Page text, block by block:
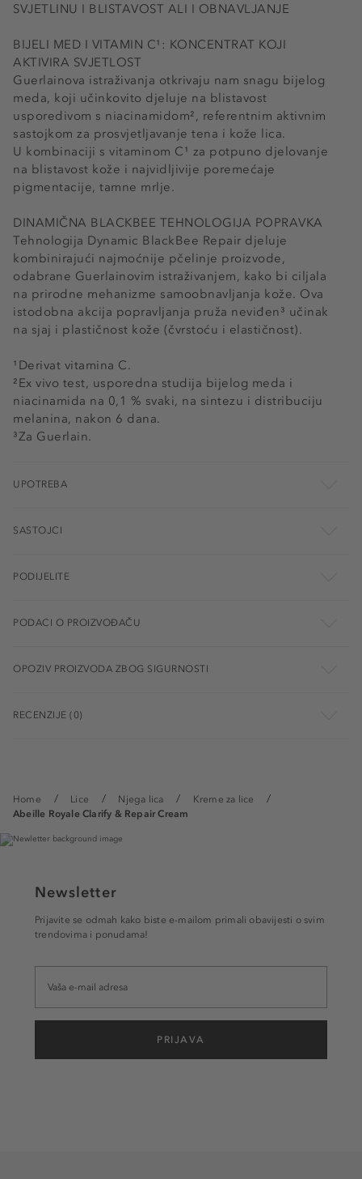
Home Lice Njega lica
Kreme za lice
Abeille Royale Clarify & Repair Cream
SVJETLINU I BLISTAVOST ALI I OBNAVLJANJE
BIJELI MED I VITAMIN C¹: KONCENTRAT KOJI
AKTIVIRA SVJETLOST
Guerlainova istraživanja otkrivaju nam snagu bijelog
meda, koji učinkovito djeluje na blistavost
usporedivom s niacinamidom², referentnim aktivnim
sastojkom za prosvjetljavanje tena i kože lica.
U kombinaciji s vitaminom C¹ za potpuno djelovanje
na blistavost kože i najvidljivije poremećaje
pigmentacije, tamne mrlje.
DINAMIČNA BLACKBEE TEHNOLOGIJA POPRAVKA
Tehnologija Dynamic BlackBee Repair djeluje
kombinirajući najmoćnije pčelinje proizvode,
odabrane Guerlainovim istraživanjem, kako bi ciljala
na prirodne mehanizme samoobnavljanja kože. Ova
istodobna akcija popravljanja pruža neviđen³ učinak
na sjaj i plastičnost kože (čvrstoću i elastičnost).
¹Derivat vitamina C.
²Ex vivo test, usporedna studija bijelog meda i
niacinamida na 0,1 % svaki, na sintezu i distribuciju
melanina, nakon 6 dana.
³Za Guerlain.
UPOTREBA
SASTOJCI
PODIJELITE
PODACI O PROIZVOĐAČU
OPOZIV PROIZVODA ZBOG SIGURNOSTI
RECENZIJE (0)
Newsletter
Prijavite se odmah kako biste e-mailom primali obavijesti o svim
trendovima i ponudama!
PRIJAVA